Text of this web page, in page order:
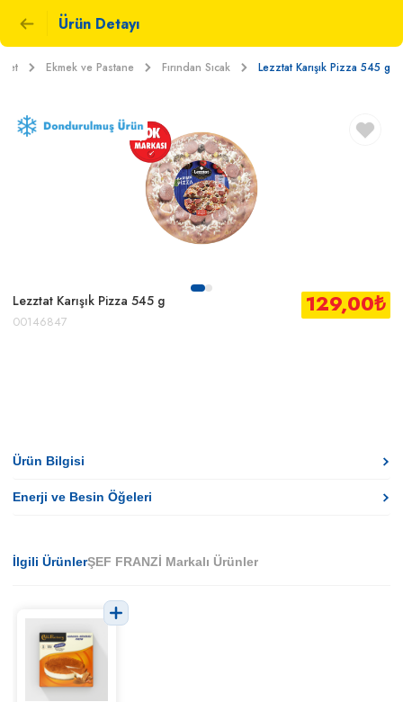
Ürün Detayı
Ekmek ve Pastane Fırından Sıcak Lezztat Karışık Pizza 545 g
Lezztat Karışık Pizza 545 g
00146847
129,00₺
Ürün Bilgisi
Enerji ve Besin Öğeleri
İlgili ÜrünlerŞEF FRANZİ Markalı Ürünler